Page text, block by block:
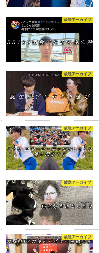
放送アーカイブ
放送アーカイブ
放送アーカイブ
放送アーカイブ
放送アーカイブ